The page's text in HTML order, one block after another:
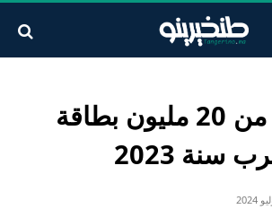
تداول أزيد من 20 مليون بطاقة
سنة 2023